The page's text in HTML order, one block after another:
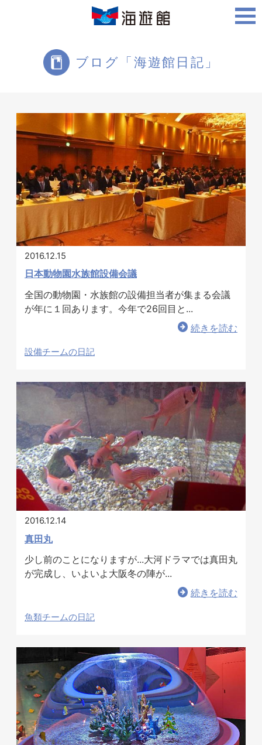
ブログ「海遊館日記」
2016.12.15
日本動物園水族館設備会議
全国の動物園・水族館の設備担当者が集まる会議
が年に１回あります。今年で26回目と...
続きを読む
設備チームの日記
2016.12.14
真田丸
少し前のことになりますが...大河ドラマでは真田丸
が完成し、いよいよ大阪冬の陣が...
続きを読む
魚類チームの日記
ツアー・体験
生きものを知る
ホテル事業者様